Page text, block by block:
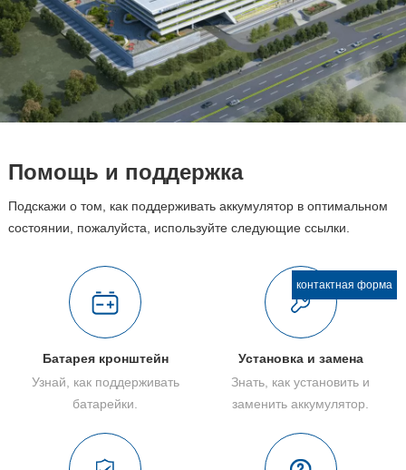
Помощь и поддержка
Подскажи о том, как поддерживать аккумулятор в оптимальном
состоянии, пожалуйста, используйте следующие ссылки.
Батарея кронштейн
Узнай, как поддерживать
батарейки.
Установка и замена
Знать, как установить и
заменить аккумулятор.
контактная форма